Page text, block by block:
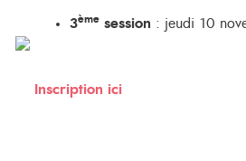
3ème session : jeudi 10
Inscription ici